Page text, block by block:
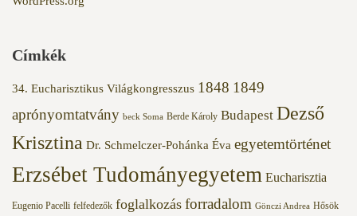
Címkék
34. Eucharisztikus Világkongresszus 1848 1849
aprónyomtatvány beck Soma Berde Károly Budapest Dezső
Krisztina Dr. Schmelczer-Pohánka Éva egyetemtörténet
Erzsébet Tudományegyetem Eucharisztia
Eugenio Pacelli felfedezők foglalkozás forradalom Gönczi Andrea Hősök